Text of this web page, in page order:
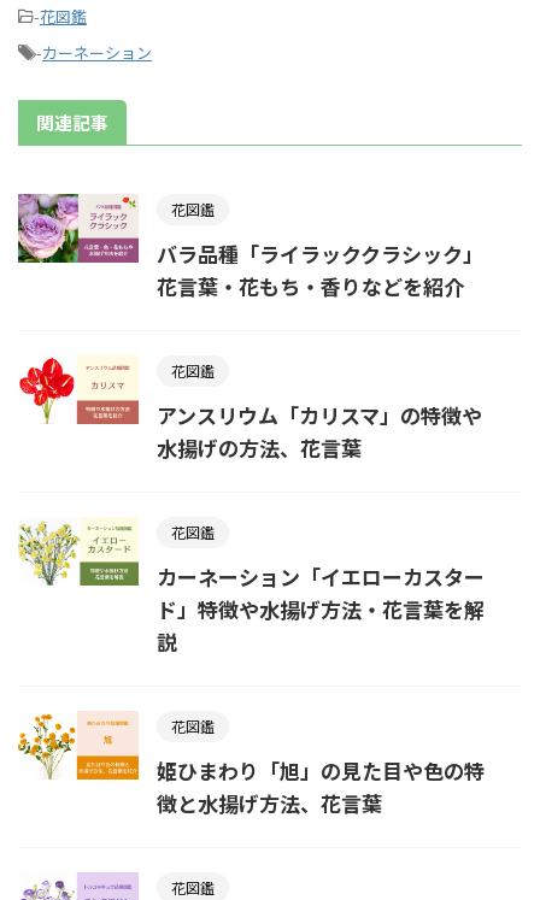
-花図鑑
-カーネーション
関連記事
花図鑑
バラ品種「ライラッククラシック」
花言葉・花もち・香りなどを紹介
花図鑑
アンスリウム「カリスマ」の特徴や
水揚げの方法、花言葉
花図鑑
カーネーション「イエローカスター
ド」特徴や水揚げ方法・花言葉を解
説
花図鑑
姫ひまわり「旭」の見た目や色の特
徴と水揚げ方法、花言葉
花図鑑